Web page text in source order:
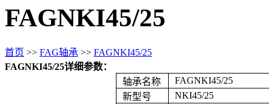
FAGNKI45/25
首页 >> FAG轴承 >> FAGNKI45/25
FAGNKI45/25详细参数：
轴承名称
FAGNKI45/25
新型号
NKI45/25